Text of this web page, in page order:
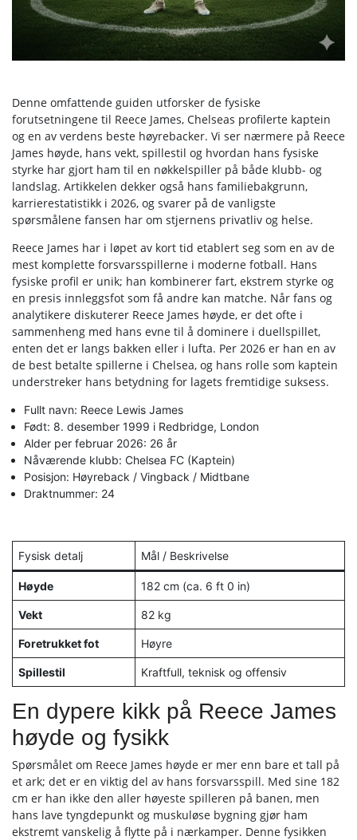
Denne omfattende guiden utforsker de fysiske
forutsetningene til Reece James, Chelseas profilerte kaptein
og en av verdens beste høyrebacker. Vi ser nærmere på Reece
James høyde, hans vekt, spillestil og hvordan hans fysiske
styrke har gjort ham til en nøkkelspiller på både klubb- og
landslag. Artikkelen dekker også hans familiebakgrunn,
karrierestatistikk i 2026, og svarer på de vanligste
spørsmålene fansen har om stjernens privatliv og helse.
Reece James har i løpet av kort tid etablert seg som en av de
mest komplette forsvarsspillerne i moderne fotball. Hans
fysiske profil er unik; han kombinerer fart, ekstrem styrke og
en presis innleggsfot som få andre kan matche. Når fans og
analytikere diskuterer Reece James høyde, er det ofte i
sammenheng med hans evne til å dominere i duellspillet,
enten det er langs bakken eller i lufta. Per 2026 er han en av
de best betalte spillerne i Chelsea, og hans rolle som kaptein
understreker hans betydning for lagets fremtidige suksess.
Fullt navn: Reece Lewis James
Født: 8. desember 1999 i Redbridge, London
Alder per februar 2026: 26 år
Nåværende klubb: Chelsea FC (Kaptein)
Posisjon: Høyreback / Vingback / Midtbane
Draktnummer: 24
Fysisk detalj Mål / Beskrivelse
Høyde 182 cm (ca. 6 ft 0 in)
Vekt 82 kg
Foretrukket fot Høyre
Spillestil Kraftfull, teknisk og offensiv
En dypere kikk på Reece James
høyde og fysikk
Spørsmålet om Reece James høyde er mer enn bare et tall på
et ark; det er en viktig del av hans forsvarsspill. Med sine 182
cm er han ikke den aller høyeste spilleren på banen, men
hans lave tyngdepunkt og muskuløse bygning gjør ham
ekstremt vanskelig å flytte på i nærkamper. Denne fysikken